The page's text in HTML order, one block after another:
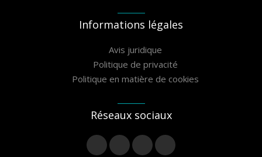
Informations légales
Avis juridique
Politique de privacité
Politique en matière de cookies
Réseaux sociaux